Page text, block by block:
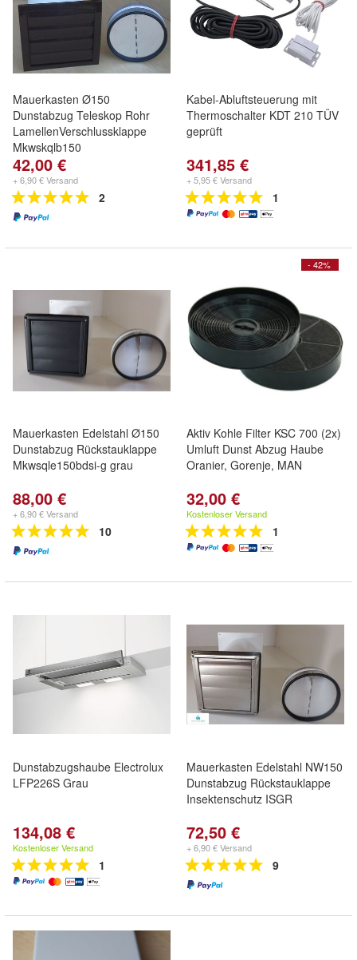
Mauerkasten Ø150
Dunstabzug Teleskop Rohr
LamellenVerschlussklappe
Mkwskqlb150
42,00 €
+ 6,90 € Versand
2
Kabel-Abluftsteuerung mit
Thermoschalter KDT 210 TÜV
geprüft
341,85 €
+ 5,95 € Versand
1
Mauerkasten Edelstahl Ø150
Dunstabzug Rückstauklappe
Mkwsqle150bdsi-g grau
88,00 €
+ 6,90 € Versand
10
- 42%
Aktiv Kohle Filter KSC 700 (2x)
Umluft Dunst Abzug Haube
Oranier, Gorenje, MAN
32,00 €
Kostenloser Versand
1
Dunstabzugshaube Electrolux
LFP226S Grau
134,08 €
Kostenloser Versand
1
Mauerkasten Edelstahl NW150
Dunstabzug Rückstauklappe
Insektenschutz ISGR
72,50 €
+ 6,90 € Versand
9